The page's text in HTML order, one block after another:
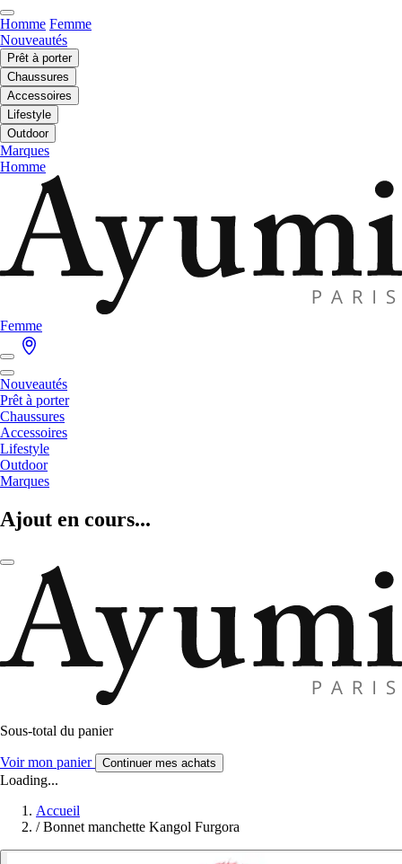
Homme Femme
Nouveautés
Prêt à porter
Chaussures
Accessoires
Lifestyle
Outdoor
Marques
Homme
Femme
Nouveautés
Prêt à porter
Chaussures
Accessoires
Lifestyle
Outdoor
Marques
Ajout en cours...
Sous-total du panier
Voir mon panier Continuer mes achats
Loading...
Accueil
/ Bonnet manchette Kangol Furgora